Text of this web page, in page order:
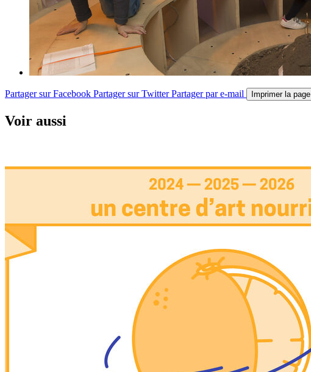
Partager sur Facebook Partager sur Twitter Partager par e-mail Imprimer la page
Voir aussi